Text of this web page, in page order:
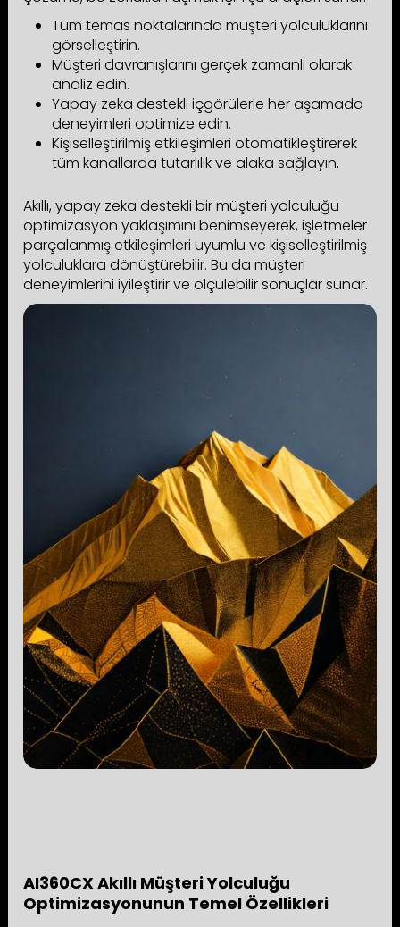
Tüm temas noktalarında müşteri yolculuklarını
görselleştirin.
Müşteri davranışlarını gerçek zamanlı olarak
analiz edin.
Yapay zeka destekli içgörülerle her aşamada
deneyimleri optimize edin.
Kişiselleştirilmiş etkileşimleri otomatikleştirerek
tüm kanallarda tutarlılık ve alaka sağlayın.
Akıllı, yapay zeka destekli bir müşteri yolculuğu
optimizasyon yaklaşımını benimseyerek, işletmeler
parçalanmış etkileşimleri uyumlu ve kişiselleştirilmiş
yolculuklara dönüştürebilir. Bu da müşteri
deneyimlerini iyileştirir ve ölçülebilir sonuçlar sunar.
AI360CX Akıllı Müşteri Yolculuğu
Optimizasyonunun Temel Özellikleri